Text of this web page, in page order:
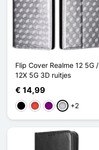
Flip Cover Realme 12 5G /
12X 5G 3D ruitjes
€ 14,99
ZwartRoodPurperZilver+2